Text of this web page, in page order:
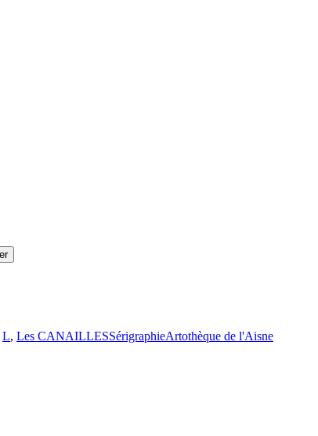
L, Les CANAILLESSérigraphieArtothèque de l'Aisne